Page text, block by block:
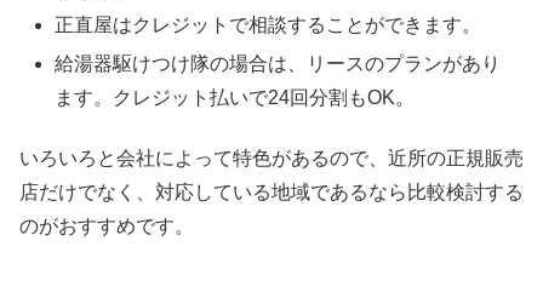
正直屋はクレジットで相談することができます。
給湯器駆けつけ隊の場合は、リースのプランがあり
ます。クレジット払いで24回分割もOK。
いろいろと会社によって特色があるので、近所の正規販売
店だけでなく、対応している地域であるなら比較検討する
のがおすすめです。